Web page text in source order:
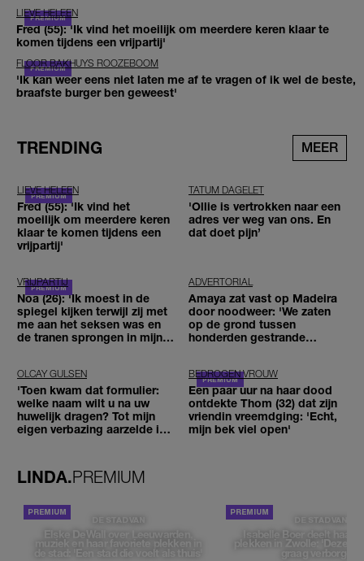
LIEVE HELEEN
Fred (55): 'Ik vind het moeilijk om meerdere keren klaar te
komen tijdens een vrijpartij'
FLOOR BAKHUYS ROOZEBOOM
'Ik kan weer eens niet laten me af te vragen of ik wel de beste,
braafste burger ben geweest'
TRENDING MEER
LIEVE HELEEN
Fred (55): 'Ik vind het
moeilijk om meerdere keren
klaar te komen tijdens een
vrijpartij'
TATUM DAGELET
'Ollie is vertrokken naar een
adres ver weg van ons. En
dat doet pijn’
VRIJPARTIJ
Noa (26): 'Ik moest in de
spiegel kijken terwijl zij met
me aan het seksen was en
de tranen sprongen in mijn
ADVERTORIAL
Amaya zat vast op Madeira
door noodweer: 'We zaten
op de grond tussen
honderden gestrande
OLCAY GULSEN
'Toen kwam dat formulier:
welke naam wilt u na uw
huwelijk dragen? Tot mijn
eigen verbazing aarzelde ik
BEDROGEN VROUW
Een paar uur na haar dood
ontdekte Thom (32) dat zijn
vriendin vreemdging: 'Echt,
mijn bek viel open'
LINDA.PREMIUM
DE STAD VAN
Elske DeWall over Leeuwarden,
muziek en haar favoriete plekken in
de stad: 'Een stad die voelt als thuis'
DE STAD VAN
Isabelle Boer deelt haar
plekken in Zwolle: 'Deze
graag verborgen'